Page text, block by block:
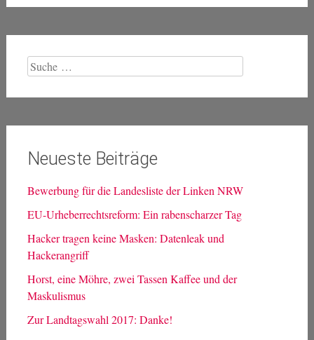
Suche
nach:
Neueste Beiträge
Bewerbung für die Landesliste der Linken NRW
EU-Urheberrechtsreform: Ein rabenscharzer Tag
Hacker tragen keine Masken: Datenleak und
Hackerangriff
Horst, eine Möhre, zwei Tassen Kaffee und der
Maskulismus
Zur Landtagswahl 2017: Danke!